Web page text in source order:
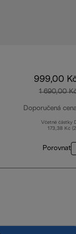
999,00
1 690,00
Doporučená
Včetně částky
173,38 Kč
Porovnat